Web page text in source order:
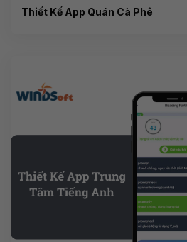
Thiết Kế App Quán Cà Phê